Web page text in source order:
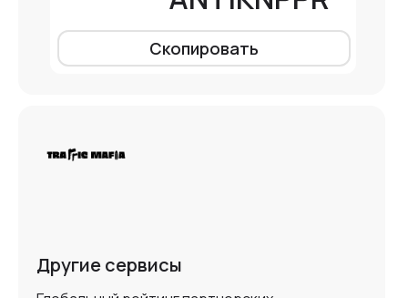
Скопировать
Другие сервисы